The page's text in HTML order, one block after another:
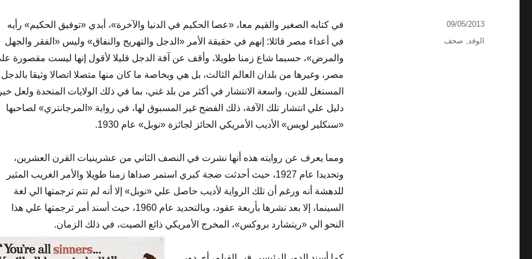
في كتابه الصغير والقيم معا، «عصا الحكيم في الدنيا والآخرة»، أبدي «توفيق الحكيم» رأيه
في أعداء مصر قائلا: إنهم في حقيقة الأمر «الدجل والتهريج والنفاق» وليس «الفقر والجهل
والمرض»، حسبما شاع زمنا طويلا، وأقف عن آفة الدجل قليلا لأقول إنها ليست مقصورة
مصر، وغيرها من بلدان العالم الثالث، بل هي وبخاصة ما كان منها متصلا اتصالا وثيقا بالدجل
المستغل للدين، واسعة الانتشار في أكثر من بلد غني، بما في ذلك الولايات المتحدة ولعل
دليل علي انتشار تلك الآفة، ذلك الفضح غير المسبوق لها، في رواية «المرجانتري» لصاحبها
«سنكلير لويس» الأديب الأمريكي الحائز لجائزة «نوبل» عام 1930.
ومما يعرف عن روايته هذه أنها نشرت في النصف الثاني من عشرينيات القرن العشرين،
وتحديدا عام 1927، حيث أحدثت ضجة كبري استمر صداها زمنا طويلا والأمر الغريب المثير
للدهشة أنه ورغم أن تلك الرواية لأديب حاصل علي «نوبل» إلا أنه لم تتم ترجمتها الي لغة
السينما، إلا بعد نشرها بأربعة عقود، وبالتحديد عام 1960، حيث أسند أمر ترجمتها علي هذا
النحو الي «ريتشارد بروكس»، المخرج الأمريكي ذائع الصيت، في ذلك الزمان.
نُشرت
في
09/05/2013
التصنيفات
الوفد, صحف